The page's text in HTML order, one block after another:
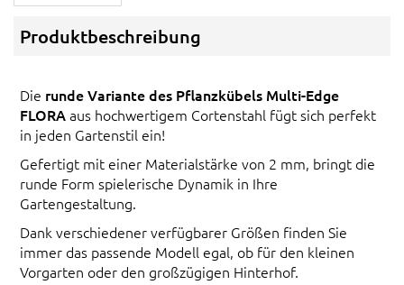
Produktbeschreibung
Die runde Variante des Pflanzkübels Multi-Edge
FLORAaus hochwertigem Cortenstahl fügt sich perfekt
in jeden Gartenstil ein!
Gefertigt mit einer Materialstärke von 2 mm, bringt die
runde Form spielerische Dynamik in Ihre
Gartengestaltung.
Dank verschiedener verfügbarer Größen finden Sie
immer das passende Modell egal, ob für den kleinen
Vorgarten oder den großzügigen Hinterhof.